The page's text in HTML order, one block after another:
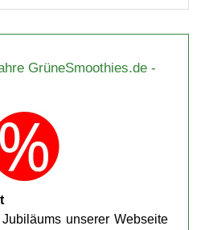
GrüneSmoothies.de -
unserer Web­seite